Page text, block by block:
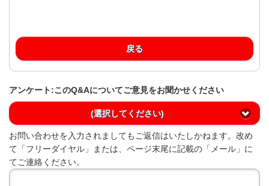
戻る
アンケート:このQ&Aについてご意見をお聞かせください
(選択してください)
お問い合わせを入力されましてもご返信はいたしかねます。改め
て「フリーダイヤル」または、ページ末尾に記載の「メール」に
てご連絡ください。